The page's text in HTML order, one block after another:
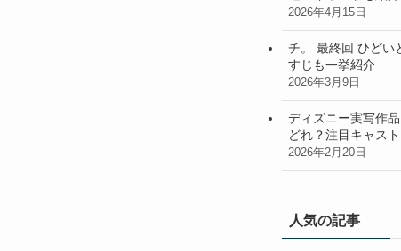
2026年4月15日
チ。 最終回 ひどい
すじも一挙紹介
2026年3月9日
ディズニー実写作
どれ？注目キャス
2026年2月20日
人気の記事